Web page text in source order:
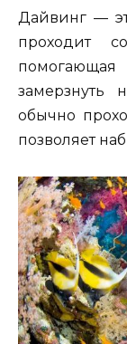
Дайвинг —
проходит
замерзнуть
обычно
позволяет